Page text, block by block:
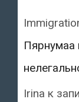
Пярнумаа
Irina к